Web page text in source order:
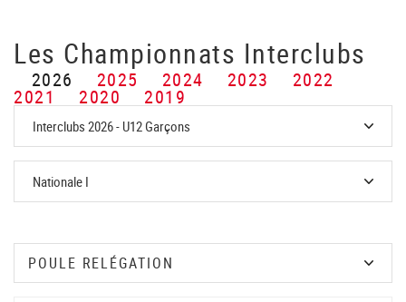
Les Championnats Interclubs
2026 2025 2024 2023 2022
2021 2020 2019